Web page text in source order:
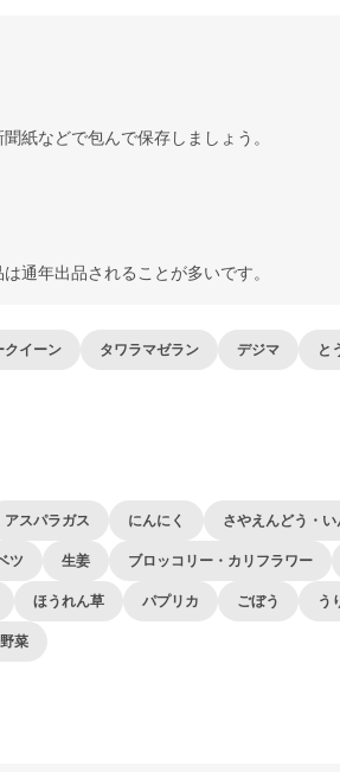
紙などで包んで保存しましょう。
通年出品されることが多いです。
クイーン タワラマゼラン デジマ と
アスパラガス にんにく さやえんどう・い
ツ 生姜 ブロッコリー・カリフラワー
ほうれん草 パプリカ ごぼう う
菜